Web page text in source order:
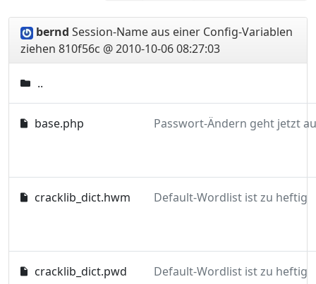
bernd Session-Name aus einer Config-Variablen
ziehen 810f56c @ 2010-10-06 08:27:03
..
base.php
cracklib_dict.hwm Default-Wordlist ist zu heftig
cracklib_dict.pwd Default-Wordlist ist zu heftig